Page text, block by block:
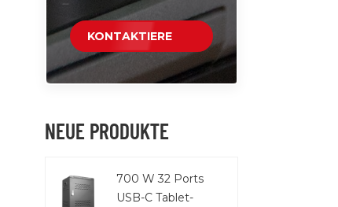
KONTAKTIERE
UNS
NEUE PRODUKTE
700 W 32 Ports
USB-C Tablet-